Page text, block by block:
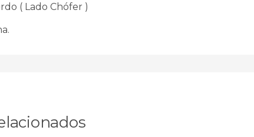
( Lado Chófer )